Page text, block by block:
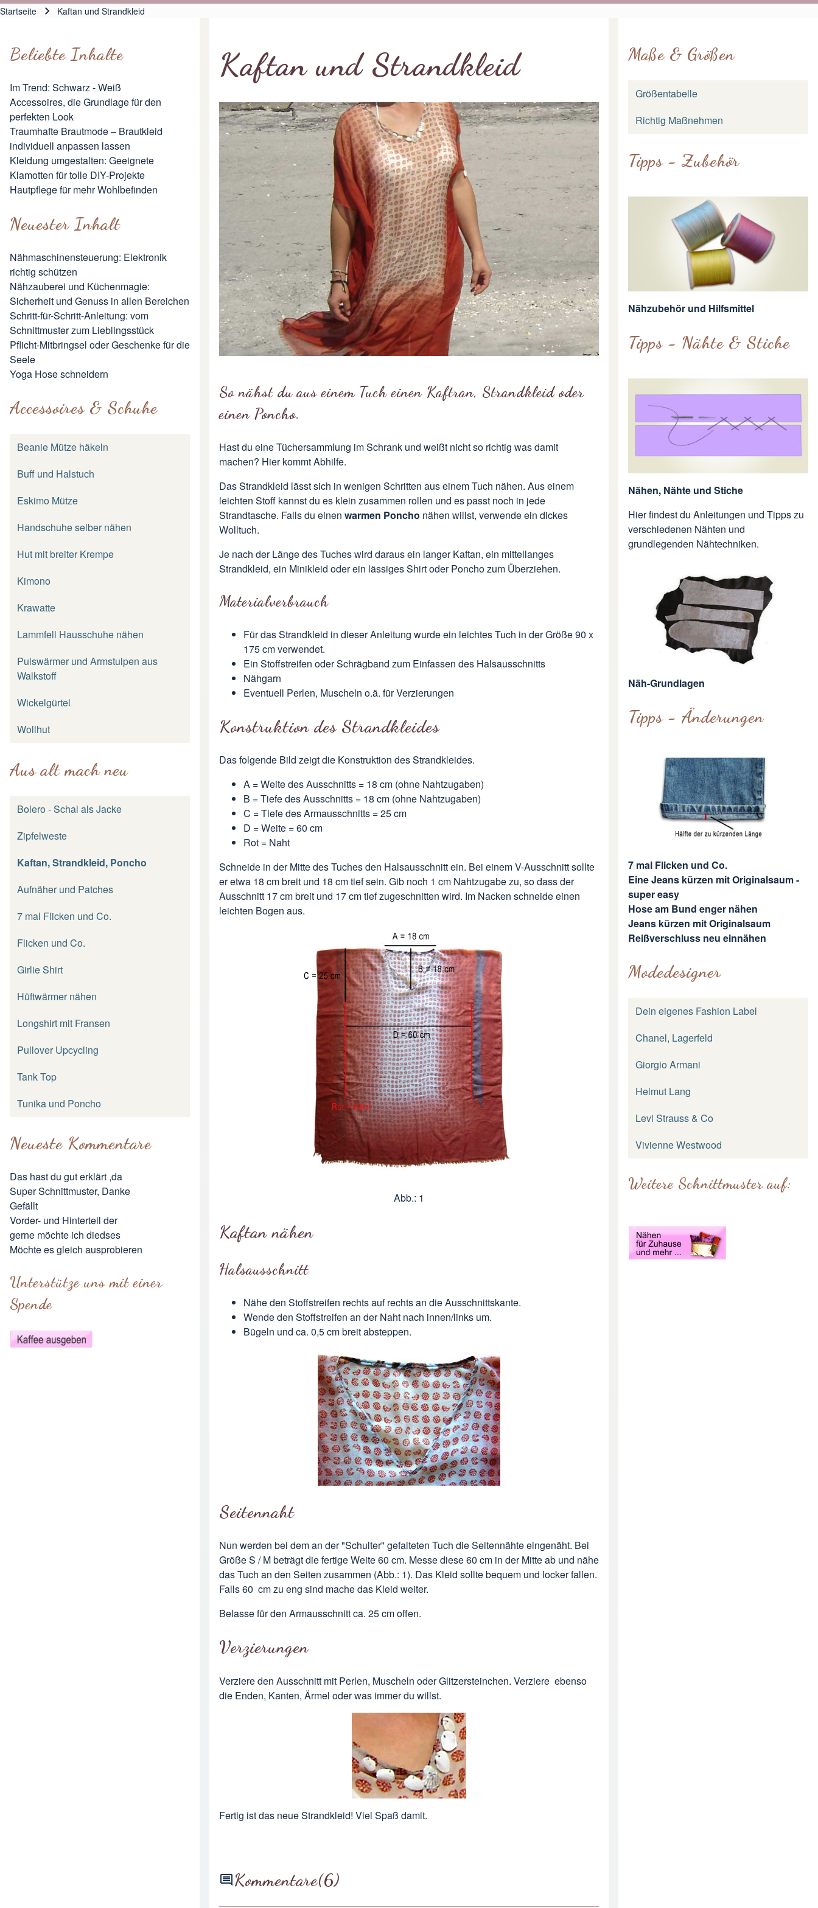
Startseite Kaftan und Strandkleid
Beliebte Inhalte
Im Trend: Schwarz - Weiß
Accessoires, die Grundlage für den
perfekten Look
Traumhafte Brautmode – Brautkleid
individuell anpassen lassen
Kleidung umgestalten: Geeignete
Klamotten für tolle DIY-Projekte
Hautpflege für mehr Wohlbefinden
Neuester Inhalt
Nähmaschinensteuerung: Elektronik
richtig schützen
Nähzauberei und Küchenmagie:
Sicherheit und Genuss in allen Bereichen
Schritt-für-Schritt-Anleitung: vom
Schnittmuster zum Lieblingsstück
Pflicht-Mitbringsel oder Geschenke für die
Seele
Yoga Hose schneidern
Accessoires & Schuhe
Beanie Mütze häkeln
Buff und Halstuch
Eskimo Mütze
Handschuhe selber nähen
Hut mit breiter Krempe
Kimono
Krawatte
Lammfell Hausschuhe nähen
Pulswärmer und Armstulpen aus
Walkstoff
Wickelgürtel
Wollhut
Aus alt mach neu
Bolero - Schal als Jacke
Zipfelweste
Kaftan, Strandkleid, Poncho
Aufnäher und Patches
7 mal Flicken und Co.
Flicken und Co.
Girlie Shirt
Hüftwärmer nähen
Longshirt mit Fransen
Pullover Upcycling
Tank Top
Tunika und Poncho
Neueste Kommentare
Das hast du gut erklärt ,da
Super Schnittmuster, Danke
Gefällt
Vorder- und Hinterteil der
gerne möchte ich diedses
Möchte es gleich ausprobieren
Unterstütze uns mit einer
Spende
Kaftan und Strandkleid
So nähst du aus einem Tuch einen Kaftran, Strandkleid oder
einen Poncho.
Hast du eine Tüchersammlung im Schrank und weißt nicht so richtig was damit
machen? Hier kommt Abhilfe.
Das Strandkleid lässt sich in wenigen Schritten aus einem Tuch nähen. Aus einem
leichten Stoff kannst du es klein zusammen rollen und es passt noch in jede
Strandtasche. Falls du einen warmen Poncho nähen willst, verwende ein dickes
Wolltuch.
Je nach der Länge des Tuches wird daraus ein langer Kaftan, ein mittellanges
Strandkleid, ein Minikleid oder ein lässiges Shirt oder Poncho zum Überziehen.
Materialverbrauch
Für das Strandkleid in dieser Anleitung wurde ein leichtes Tuch in der Größe 90 x
175 cm verwendet.
Ein Stoffstreifen oder Schrägband zum Einfassen des Halsausschnitts
Nähgarn
Eventuell Perlen, Muscheln o.ä. für Verzierungen
Konstruktion des Strandkleides
Das folgende Bild zeigt die Konstruktion des Strandkleides.
A = Weite des Ausschnitts = 18 cm (ohne Nahtzugaben)
B = Tiefe des Ausschnitts = 18 cm (ohne Nahtzugaben)
C = Tiefe des Armausschnitts = 25 cm
D = Weite = 60 cm
Rot = Naht
Schneide in der Mitte des Tuches den Halsausschnitt ein. Bei einem V-Ausschnitt sollte
er etwa 18 cm breit und 18 cm tief sein. Gib noch 1 cm Nahtzugabe zu, so dass der
Ausschnitt 17 cm breit und 17 cm tief zugeschnitten wird. Im Nacken schneide einen
leichten Bogen aus.
Abb.: 1
Kaftan nähen
Halsausschnitt
Nähe den Stoffstreifen rechts auf rechts an die Ausschnittskante.
Wende den Stoffstreifen an der Naht nach innen/links um.
Bügeln und ca. 0,5 cm breit absteppen.
Seitennaht
Nun werden bei dem an der "Schulter" gefalteten Tuch die Seitennähte eingenäht. Bei
Größe S / M beträgt die fertige Weite 60 cm. Messe diese 60 cm in der Mitte ab und nähe
das Tuch an den Seiten zusammen (Abb.: 1). Das Kleid sollte bequem und locker fallen.
Falls 60 cm zu eng sind mache das Kleid weiter.
Belasse für den Armausschnitt ca. 25 cm offen.
Verzierungen
Verziere den Ausschnitt mit Perlen, Muscheln oder Glitzersteinchen. Verziere ebenso
die Enden, Kanten, Ärmel oder was immer du willst.
Fertig ist das neue Strandkleid! Viel Spaß damit.
Kommentare(6)
Maße & Größen
Größentabelle
Richtig Maßnehmen
Tipps - Zubehör
Nähzubehör und Hilfsmittel
Tipps - Nähte & Stiche
Nähen, Nähte und Stiche
Hier findest du Anleitungen und Tipps zu
verschiedenen Nähten und
grundlegenden Nähtechniken.
Näh-Grundlagen
Tipps - Änderungen
7 mal Flicken und Co.
Eine Jeans kürzen mit Originalsaum -
super easy
Hose am Bund enger nähen
Jeans kürzen mit Originalsaum
Reißverschluss neu einnähen
Modedesigner
Dein eigenes Fashion Label
Chanel, Lagerfeld
Giorgio Armani
Helmut Lang
Levi Strauss & Co
Vivienne Westwood
Weitere Schnittmuster auf: